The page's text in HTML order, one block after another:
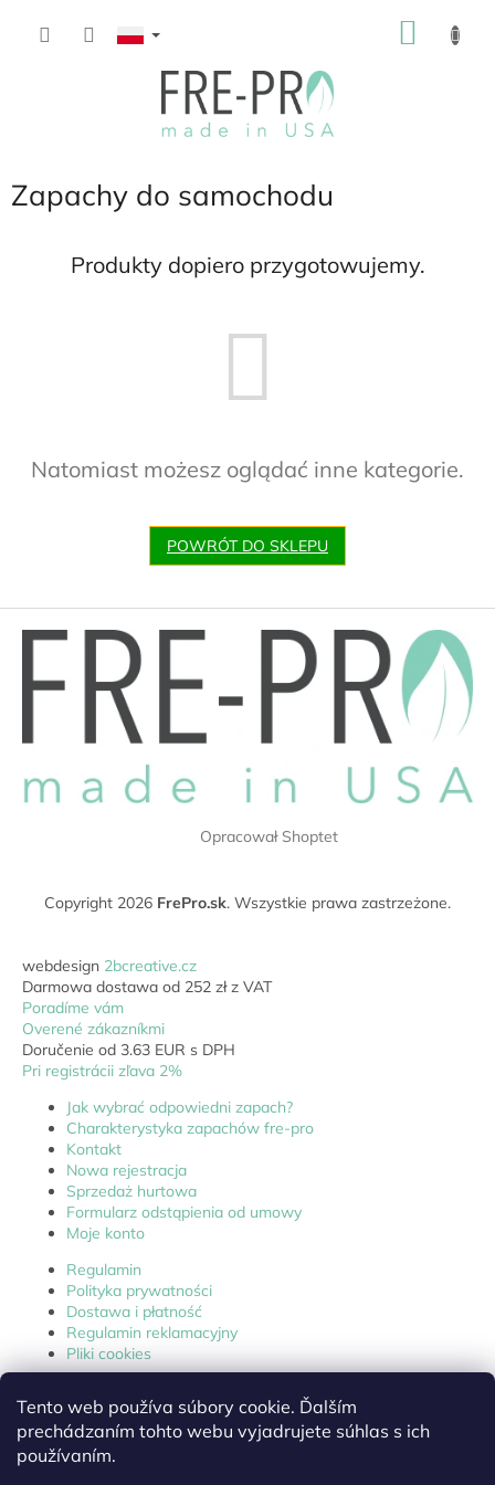
Tento web používa súbory cookie. Ďalším
prechádzaním tohto webu vyjadrujete súhlas s ich
používaním.
Zapachy do samochodu
Produkty dopiero przygotowujemy.
Natomiast możesz oglądać inne kategorie.
POWRÓT DO SKLEPU
Opracował Shoptet
Copyright 2026 FrePro.sk. Wszystkie prawa zastrzeżone.
webdesign 2bcreative.cz
Darmowa dostawa od 252 zł z VAT
Poradíme vám
Overené zákazníkmi
Doručenie od 3.63 EUR s DPH
Pri registrácii zľava 2%
Jak wybrać odpowiedni zapach?
Charakterystyka zapachów fre-pro
Kontakt
Nowa rejestracja
Sprzedaż hurtowa
Formularz odstąpienia od umowy
Moje konto
Regulamin
Polityka prywatności
Dostawa i płatność
Regulamin reklamacyjny
Pliki cookies
Karty charakterystyki